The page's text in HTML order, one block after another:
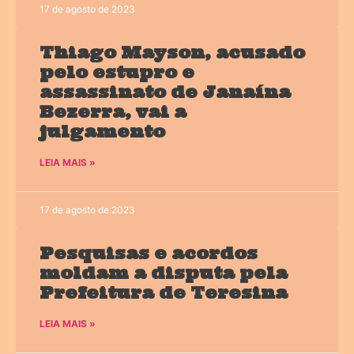
17 de agosto de 2023
Thiago Mayson, acusado
pelo estupro e
assassinato de Janaína
Bezerra, vai a
julgamento
LEIA MAIS »
17 de agosto de 2023
Pesquisas e acordos
moldam a disputa pela
Prefeitura de Teresina
LEIA MAIS »